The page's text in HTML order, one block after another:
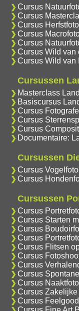
Cursus
Cursus
Cursus
Cursus
Cursus
Cursus Wild van
Cursus Wild van
Cursussen
Masterclass
Basiscursus
Cursus
Cursus
Cursus
Documentaire:
Cursussen
Cursus
Cursus
Cursussen
Cursus
Cursus Starten
Cursus
Cursus
Cursus Flitsen
Cursus
Cursus
Cursus
Cursus
Cursus
Cursus